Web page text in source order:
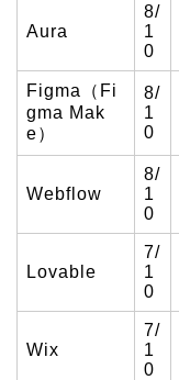
Aura
8/
1
0
Figma（Fi
gma Mak
e）
8/
1
0
Webflow
8/
1
0
Lovable
7/
1
0
Wix
7/
1
0